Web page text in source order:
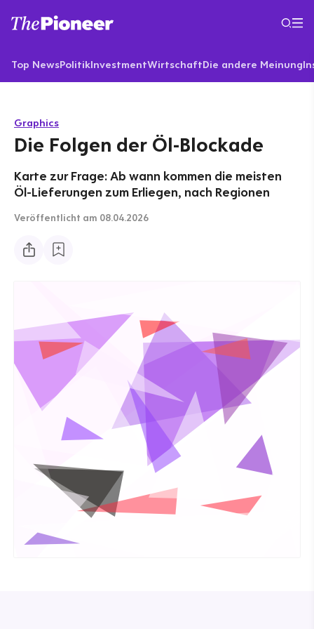
Top NewsPolitikInvestmentWirtschaftDie andere Meinung
Graphics
Die Folgen der Öl-Blockade
Karte zur Frage: Ab wann kommen die meisten
Öl-Lieferungen zum Erliegen, nach Regionen
Veröffentlicht am 08.04.2026